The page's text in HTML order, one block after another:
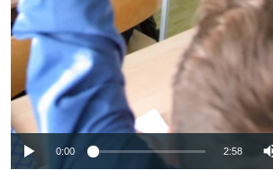
0:00 2:58